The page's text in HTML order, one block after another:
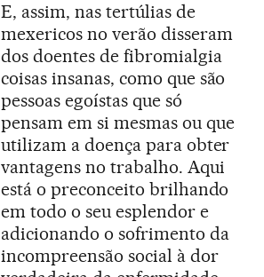
E, assim, nas tertúlias de
mexericos no verão disseram
dos doentes de fibromialgia
coisas insanas, como que são
pessoas egoístas que só
pensam em si mesmas ou que
utilizam a doença para obter
vantagens no trabalho. Aqui
está o preconceito brilhando
em todo o seu esplendor e
adicionando o sofrimento da
incompreensão social à dor